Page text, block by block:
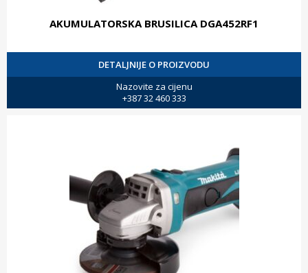
AKUMULATORSKA BRUSILICA DGA452RF1
DETALJNIJE O PROIZVODU
Nazovite za cijenu
+387 32 460 333